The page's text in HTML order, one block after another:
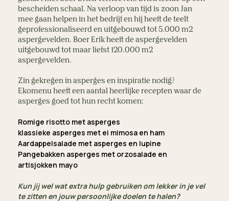
bescheiden schaal. Na verloop van tijd is zoon Jan
mee gaan helpen in het bedrijf en hij heeft de teelt
geprofessionaliseerd en uitgebouwd tot 5.000 m2
aspergevelden. Boer Erik heeft de aspergevelden
uitgebouwd tot maar liefst 120.000 m2
aspergevelden.
Zin gekregen in asperges en inspiratie nodig?
Ekomenu heeft een aantal heerlijke recepten waar de
asperges goed tot hun recht komen:
Romige risotto met asperges
klassieke asperges met ei mimosa en ham
Aardappelsalade met asperges en lupine
Pangebakken asperges met orzosalade en
artisjokken mayo
Kun jij wel wat extra hulp gebruiken om lekker in je vel
te zitten en jouw persoonlijke doelen te halen?